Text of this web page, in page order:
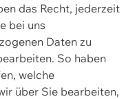
das Recht, jederzeit
bei uns
Daten zu
So haben
welche
über Sie bearbeiten,